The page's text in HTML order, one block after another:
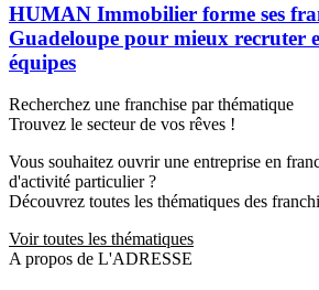
HUMAN Immobilier forme ses
Guadeloupe pour mieux recruter
équipes
Recherchez une franchise par thématique
Trouvez le secteur de vos rêves !
Vous souhaitez ouvrir une entreprise en
d'activité particulier ?
Découvrez toutes les thématiques des
Voir toutes les thématiques
A propos de L'ADRESSE